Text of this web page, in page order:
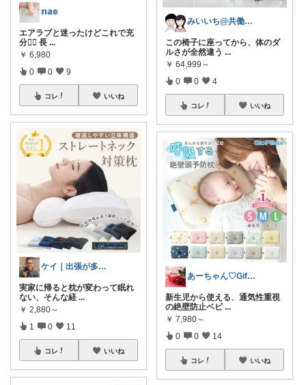
𝕟𝕒𝕠
エアラブと迷ったけどこれで充
分🙆‍♀️ 長 ...
￥ 6,980
0 0 9
コレ いいね
ケイ｜出張が多い50代の旅の相棒えらび
実家に帰ると枕が変わって眠れ
ない、そんな経 ...
￥ 2,880～
1 0 11
コレ いいね
みいいち@共働き夫婦のQOL向上ROOM
この椅子に座ってから、体のダ
ルさが全然違う ...
￥ 64,999～
0 0 4
コレ いいね
あーちゃん♡Giftで選びたい商品🌹
新生児から使える、通気性重視
の絶壁防止ベビ ...
￥ 7,980～
0 0 14
コレ いいね